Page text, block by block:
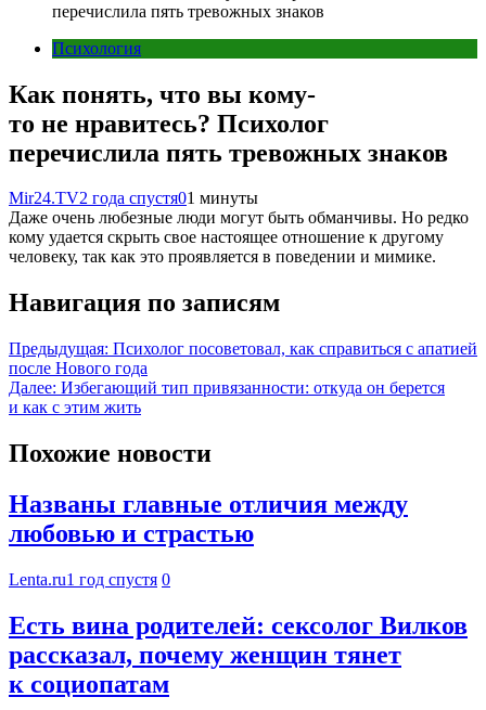
перечислила пять тревожных знаков
Психология
Как понять, что вы кому-
то не нравитесь? Психолог
перечислила пять тревожных знаков
Mir24.TV2 года спустя01 минуты
Даже очень любезные люди могут быть обманчивы. Но редко
кому удается скрыть свое настоящее отношение к другому
человеку, так как это проявляется в поведении и мимике.
Навигация по записям
Предыдущая: Психолог посоветовал, как справиться с апатией
после Нового года
Далее: Избегающий тип привязанности: откуда он берется
и как с этим жить
Похожие новости
Названы главные отличия между
любовью и страстью
Lenta.ru1 год спустя 0
Есть вина родителей: сексолог Вилков
рассказал, почему женщин тянет
к социопатам